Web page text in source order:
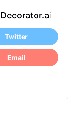
Twitter
Email